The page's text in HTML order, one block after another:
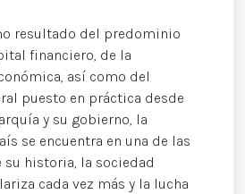
resultado del predominio
financiero, de la
así como del
puesto en práctica desde
y su gobierno, la
se encuentra en una de las
su historia, la sociedad
cada vez más y la lucha